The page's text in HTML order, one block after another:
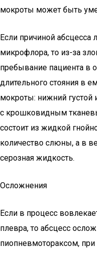
мокроты может быть
Если причиной абсцесса
микрофлора, то из-за
пребывание пациента в
длительного стояния в
мокроты: нижний густой
с крошковидным
состоит из жидкой
количество слюны, а в
серозная жидкость.
Осложнения
Если в процесс
плевра, то абсцесс
пиопневмотораксом,